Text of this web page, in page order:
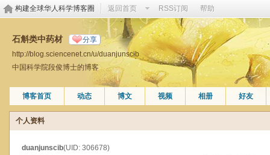
构建全球华人科学博客圈 返回首页 RSS订阅 帮助
石斛类中药材 分享
http://blog.sciencenet.cn/u/duanjunscib
中国科学院段俊博士的博客
博客首页 动态 博文 视频 相册 好友
个人资料
duanjunscib(UID: 306678)